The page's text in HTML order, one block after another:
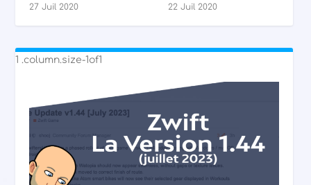
27 Juil 2020 22 Juil 2020